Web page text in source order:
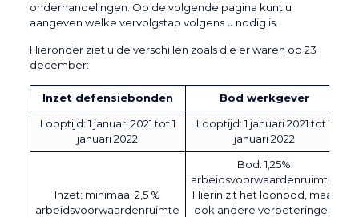
onderhandelingen. Op de volgende pagina kunt u
aangeven welke vervolgstap volgens u nodig is.
Hieronder ziet u de verschillen zoals die er waren op 23
december:
Inzet defensiebonden
Bod werkgever
Looptijd: 1 januari 2021 tot 1
januari 2022
Looptijd: 1 januari 2021 tot 1
januari 2022
Inzet: minimaal 2,5 %
arbeidsvoorwaardenruimte
Bod: 1,25%
arbeidsvoorwaardenruimte.
Hierin zit het loonbod, maar
ook andere verbeteringen